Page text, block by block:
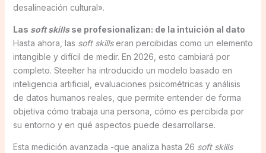
desalineación cultural».
Las soft skillsse profesionalizan: de la intuición al dato
Hasta ahora, las soft skillseran percibidas como un elemento
intangible y difícil de medir. En 2026, esto cambiará por
completo. Steelter ha introducido un modelo basado en
inteligencia artificial, evaluaciones psicométricas y análisis
de datos humanos reales, que permite entender de forma
objetiva cómo trabaja una persona, cómo es percibida por
su entorno y en qué aspectos puede desarrollarse.
Esta medición avanzada -que analiza hasta 26 soft skills